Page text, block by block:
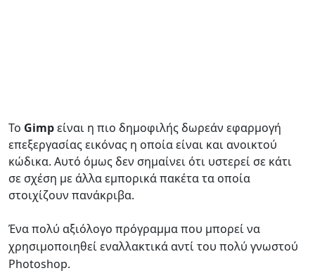
Το Gimpείναι η πιο δημοφιλής δωρεάν εφαρμογή
επεξεργασίας εικόνας η οποία είναι και ανοικτού
κώδικα. Αυτό όμως δεν σημαίνει ότι υστερεί σε κάτι
σε σχέση με άλλα εμπορικά πακέτα τα οποία
στοιχίζουν πανάκριβα.
Ένα πολύ αξιόλογο πρόγραμμα που μπορεί να
χρησιμοποιηθεί εναλλακτικά αντί του πολύ γνωστού
Photoshop.